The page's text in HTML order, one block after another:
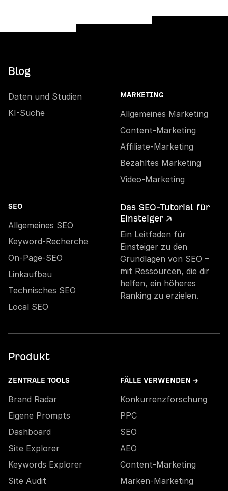
Blog
Daten und Studien
KI-Suche
MARKETING
Allgemeines Marketing
Content-Marketing
Affiliate-Marketing
Bezahltes Marketing
Video-Marketing
SEO
Allgemeines SEO
Keyword-Recherche
On-Page-SEO
Linkaufbau
Technisches SEO
Local SEO
Das SEO-Tutorial für
Einsteiger ↗
Ein Leitfaden für
Einsteiger zu den
Grundlagen von SEO –
mit Ressourcen, die dir
helfen, ein höheres
Ranking zu erzielen.
Produkt
ZENTRALE TOOLS
Brand Radar
Eigene Prompts
Dashboard
Site Explorer
Keywords Explorer
Site Audit
FÄLLE VERWENDEN →
Konkurrenzforschung
PPC
SEO
AEO
Content-Marketing
Marken-Marketing